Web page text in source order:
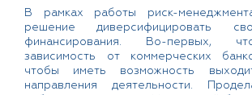
В рамках работы риск-
решение диверсифицировать
финансирования. Во-первых,
зависимость от коммерческих
чтобы иметь возможность
направления деятельности.